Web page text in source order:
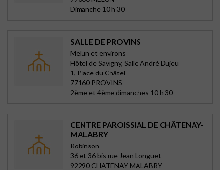
Dimanche 10 h 30
SALLE DE PROVINS
Melun et environs
Hôtel de Savigny, Salle André Dujeu
1, Place du Châtel
77160 PROVINS
2ème et 4ème dimanches 10 h 30
CENTRE PAROISSIAL DE CHÂTENAY-
MALABRY
Robinson
36 et 36 bis rue Jean Longuet
92290 CHATENAY MALABRY